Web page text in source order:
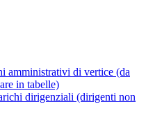
amministrativi di vertice (da
in tabelle)
dirigenziali (dirigenti non